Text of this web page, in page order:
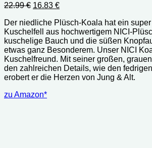
22.99€ Ursprünglicher
war:
22.99 €
16.83 €Aktueller
ist:
16.83 €.
Der niedliche Plüsch-Koala hat ein
Kuschelfell aus hochwertigem NICI-
kuschelige Bauch und die süßen
etwas ganz Besonderem. Unser NICI
Kuschelfreund. Mit seiner großen,
den zahlreichen Details, wie den
erobert er die Herzen von Jung & Alt.
zu Amazon*